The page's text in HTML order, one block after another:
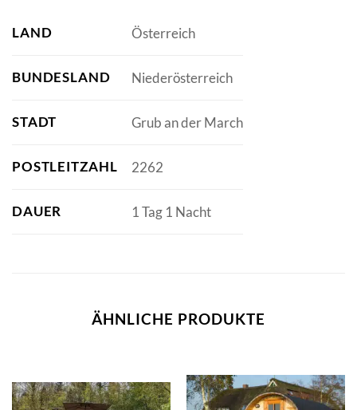
LAND Österreich
BUNDESLAND Niederösterreich
STADT Grub an der March
POSTLEITZAHL 2262
DAUER 1 Tag 1 Nacht
ÄHNLICHE PRODUKTE